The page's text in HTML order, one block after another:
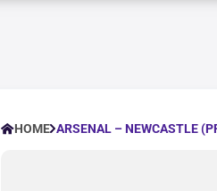
HOME ARSENAL – NEWCASTLE